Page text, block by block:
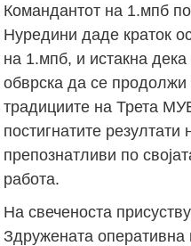
Командантот на 1.мпб
Нуредини даде краток
на 1.мпб, и истакна
обврска да се
традициите на Трета
постигнатите
препознатливи по
работа.
На свеченоста
Здружената